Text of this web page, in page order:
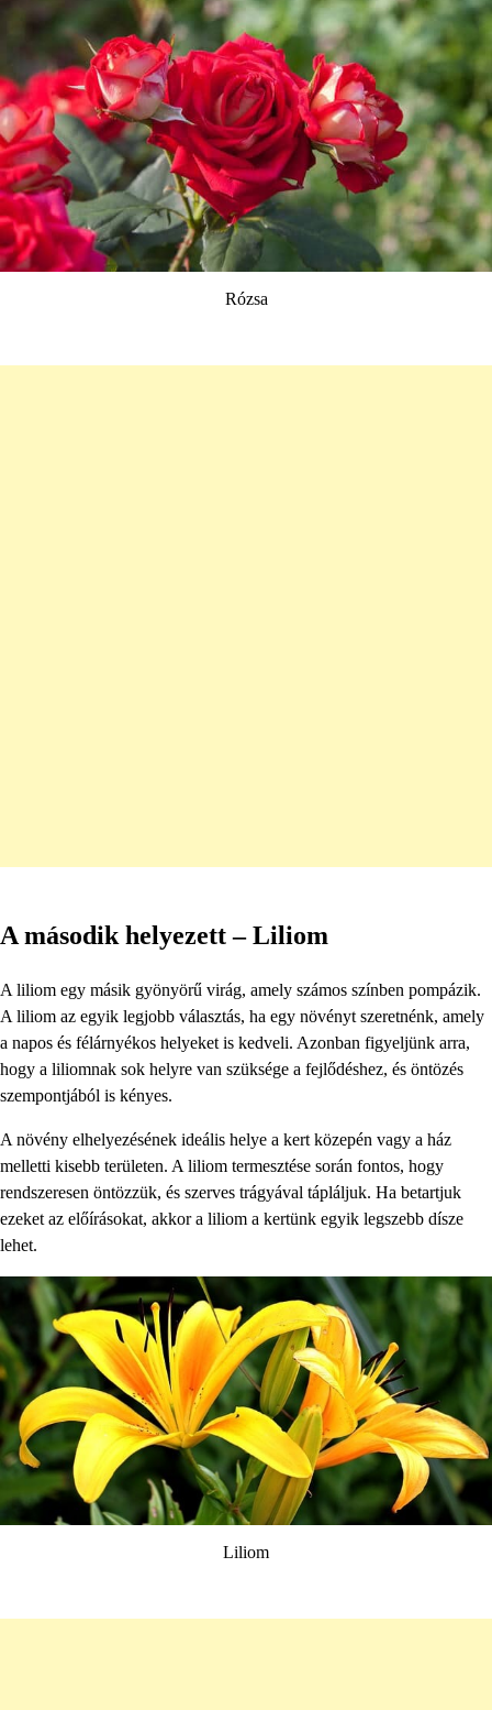
Rózsa
A második helyezett – Liliom
A liliom egy másik gyönyörű virág, amely számos színben pompázik.
A liliom az egyik legjobb választás, ha egy növényt szeretnénk, amely
a napos és félárnyékos helyeket is kedveli. Azonban figyeljünk arra,
hogy a liliomnak sok helyre van szüksége a fejlődéshez, és öntözés
szempontjából is kényes.
A növény elhelyezésének ideális helye a kert közepén vagy a ház
melletti kisebb területen. A liliom termesztése során fontos, hogy
rendszeresen öntözzük, és szerves trágyával tápláljuk. Ha betartjuk
ezeket az előírásokat, akkor a liliom a kertünk egyik legszebb dísze
lehet.
Liliom